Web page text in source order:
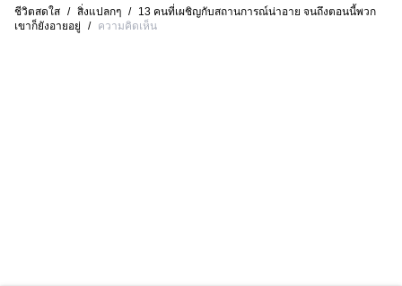
ชีวิตสดใส / สิ่งแปลกๆ /
13 คนที่เผชิญกับสถานการณ์น่าอาย จนถึงตอนนี้พวก
เขาก็ยังอายอยู่
/ ความคิดเห็น